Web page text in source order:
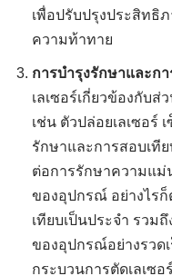
เพื่อปรับปรุงประสิทธิ
ความท้าทาย
การบำรุงรักษาและก
เลเซอร์เกี่ยวข้องกับ
เช่น ตัวปล่อยเลเซอร์
รักษาและการสอบเที
ต่อการรักษาความแม่
ของอุปกรณ์ อย่างไร
เทียบเป็นประจำ รวม
ของอุปกรณ์อย่างรวด
กระบวนการตัดเลเซ